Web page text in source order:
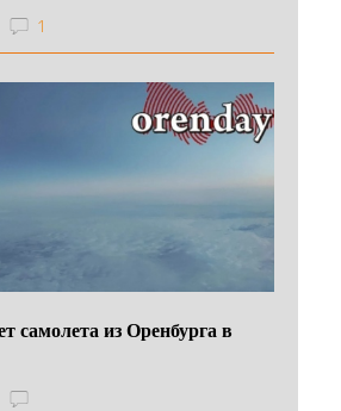
1
самолета из Оренбурга в